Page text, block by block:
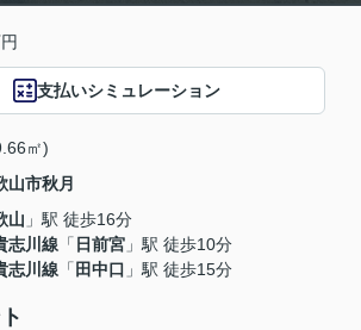
支払いシミュレーション
㎡)
山市秋月
山 」駅 徒歩16分
志川線 「 日前宮 」駅 徒歩10分
志川線 「 田中口 」駅 徒歩15分